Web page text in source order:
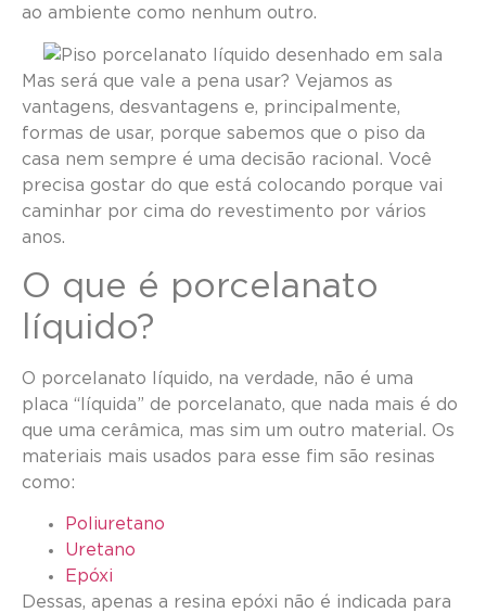
ao ambiente como nenhum outro.
Mas será que vale a pena usar? Vejamos as
vantagens, desvantagens e, principalmente,
formas de usar, porque sabemos que o piso da
casa nem sempre é uma decisão racional. Você
precisa gostar do que está colocando porque vai
caminhar por cima do revestimento por vários
anos.
O que é porcelanato
líquido?
O porcelanato líquido, na verdade, não é uma
placa “líquida” de porcelanato, que nada mais é do
que uma cerâmica, mas sim um outro material. Os
materiais mais usados para esse fim são resinas
como:
Poliuretano
Uretano
Epóxi
Dessas, apenas a resina epóxi não é indicada para